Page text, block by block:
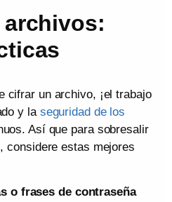
cifrar un archivo, ¡el trabajo
y la seguridad de los
Así que para sobresalir
considere estas mejores
o frases de contraseña